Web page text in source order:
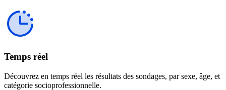
Temps réel
Découvrez en temps réel les résultats des sondages, par sexe, âge, et
catégorie socioprofessionnelle.